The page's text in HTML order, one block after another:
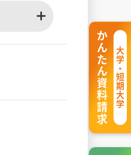
大学・短期大学
かんたん資料請求